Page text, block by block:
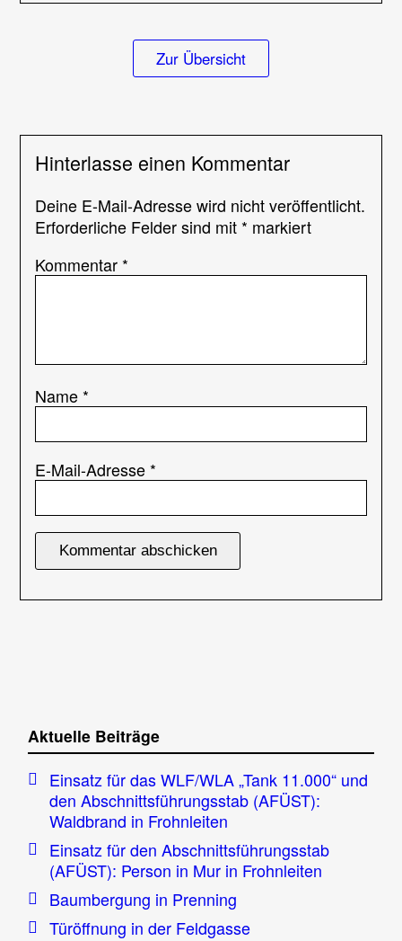
Zur Übersicht
Hinterlasse einen Kommentar
Deine E-Mail-Adresse wird nicht veröffentlicht.
Erforderliche Felder sind mit * markiert
Kommentar *
Name *
E-Mail-Adresse *
Aktuelle Beiträge
Einsatz für das WLF/WLA „Tank 11.000“ und
den Abschnittsführungsstab (AFÜST):
Waldbrand in Frohnleiten
Einsatz für den Abschnittsführungsstab
(AFÜST): Person in Mur in Frohnleiten
Baumbergung in Prenning
Türöffnung in der Feldgasse